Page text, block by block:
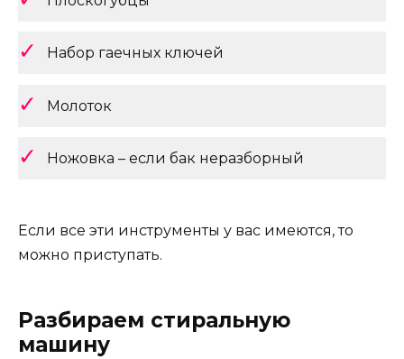
Набор гаечных ключей
Молоток
Ножовка – если бак неразборный
Если все эти инструменты у вас имеются, то
можно приступать.
Разбираем стиральную
машину